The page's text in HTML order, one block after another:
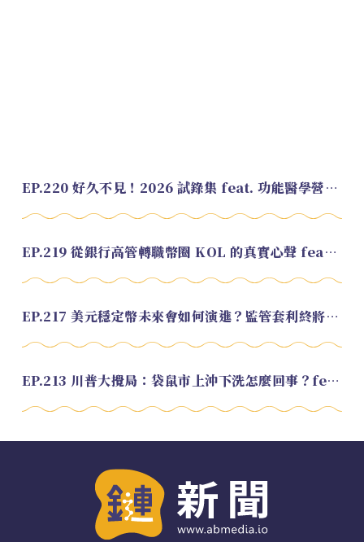
EP.220 好久不見！2026 試錄集 feat. 功能醫學營養師 美寶
EP.219 從銀行高管轉職幣圈 KOL 的真實心聲 feat.龜大
EP.217 美元穩定幣未來會如何演進？監管套利終將收斂？feat. 研究員 余哲安
EP.213 川普大攪局：袋鼠市上沖下洗怎麼回事？feat. Alvin